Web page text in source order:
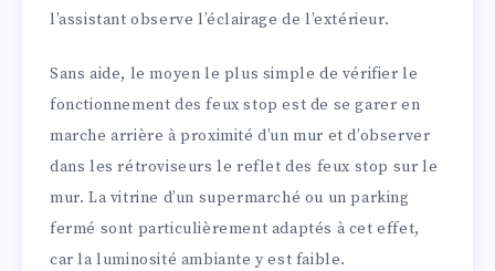
l’assistant observe l’éclairage de l’extérieur.
Sans aide, le moyen le plus simple de vérifier le
fonctionnement des feux stop est de se garer en
marche arrière à proximité d’un mur et d’observer
dans les rétroviseurs le reflet des feux stop sur le
mur. La vitrine d’un supermarché ou un parking
fermé sont particulièrement adaptés à cet effet,
car la luminosité ambiante y est faible.